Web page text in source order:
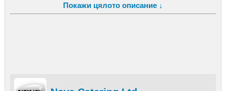
необходимо за прекрасното Ви събитие. "НОВА
Кетъринг" ви пожелава страхотно парти!
Покажи цялото описание ↓